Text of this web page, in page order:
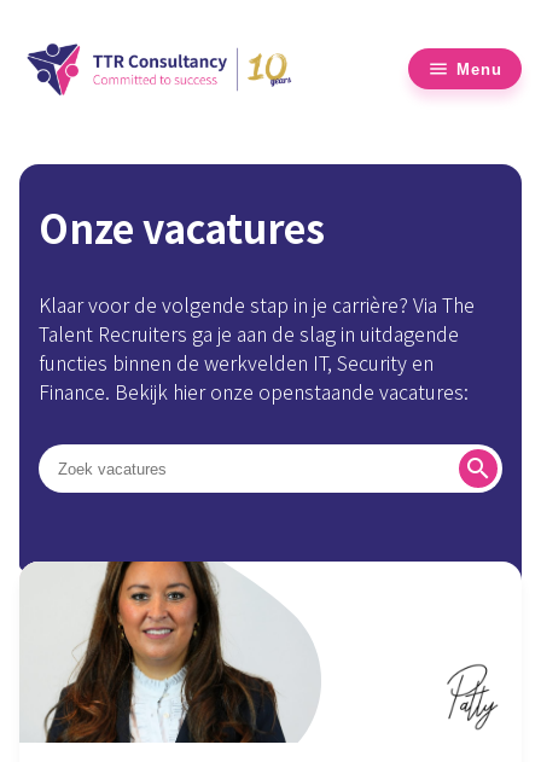
Menu
Onze vacatures
Klaar voor de volgende stap in je carrière? Via The
Talent Recruiters ga je aan de slag in uitdagende
functies binnen de werkvelden IT, Security en
Finance. Bekijk hier onze openstaande vacatures:
